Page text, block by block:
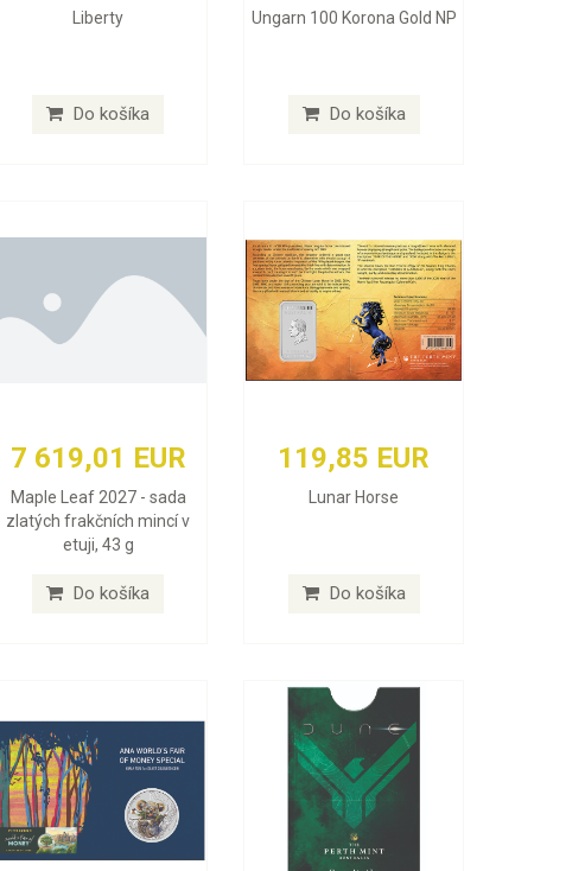
Liberty
Do košíka
Ungarn 100 Korona Gold NP
Do košíka
7 619,01 EUR
Maple Leaf 2027 - sada
zlatých frakčních mincí v
etuji, 43 g
Do košíka
119,85 EUR
Lunar Horse
Do košíka